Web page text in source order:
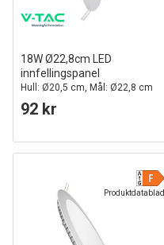
18W Ø22,8cm LED
innfellingspanel
Hull: Ø20,5 cm, Mål: Ø22,8 cm
92 kr
Produktdatablad